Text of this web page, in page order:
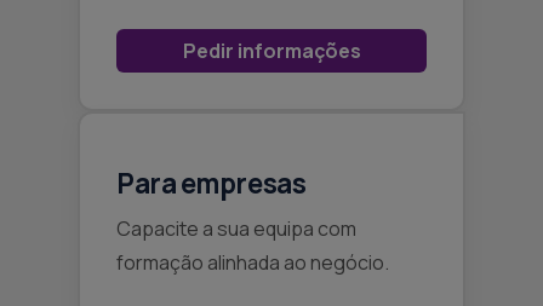
Pedir informações
Para empresas
Capacite a sua equipa com
formação alinhada ao negócio.